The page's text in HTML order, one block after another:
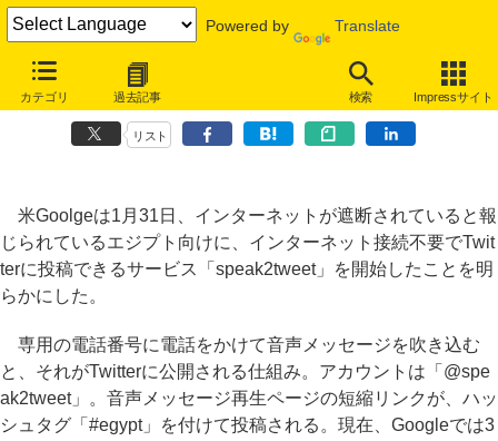
Powered by Translate
カテゴリ 過去記事 検索 Impressサイト
Google、ネット不通のエジプト向けサービス、電話でTwitter投稿可能
リスト
米Goolgeは1月31日、インターネットが遮断されていると報
じられているエジプト向けに、インターネット接続不要でTwit
terに投稿できるサービス「speak2tweet」を開始したことを明
らかにした。
専用の電話番号に電話をかけて音声メッセージを吹き込む
と、それがTwitterに公開される仕組み。アカウントは「@spe
ak2tweet」。音声メッセージ再生ページの短縮リンクが、ハッ
シュタグ「#egypt」を付けて投稿される。現在、Googleでは3